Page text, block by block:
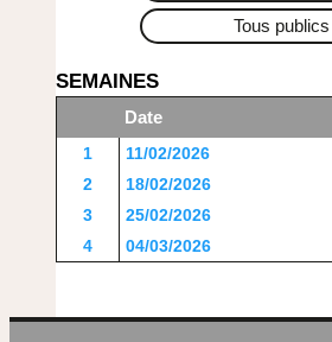
Tous publics
SEMAINES
Date
1
11/02/2026
2
18/02/2026
3
25/02/2026
4
04/03/2026